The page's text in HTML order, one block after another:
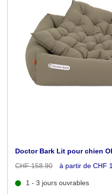
Doctor Bark Lit pour chien
CHF 158.90
à partir de CHF
1 - 3 jours ouvrables